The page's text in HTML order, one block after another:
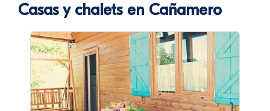
Casas y chalets en Cañamero